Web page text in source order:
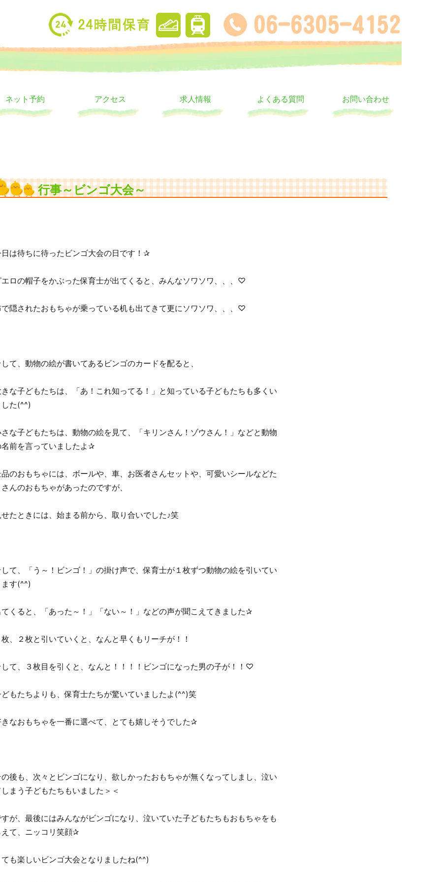
ネット予約 アクセス 求人情報 よくある質問 お問い合わせ
行事～ビンゴ大会～
日は待ちに待ったビンゴ大会の日です！✰
エロの帽子をかぶった保育士が出てくると、みんなソワソワ、、、♡
で隠されたおもちゃが乗っている机も出てきて更にソワソワ、、、♡
て、動物の絵が書いてあるビンゴのカードを配ると、
な子どもたちは、「あ！これ知ってる！」と知っている子どもたちも多くい
た(^^)
な子どもたちは、動物の絵を見て、「キリンさん！ゾウさん！」などと動物
名前を言っていましたよ✰
のおもちゃには、ボールや、車、お医者さんセットや、可愛いシールなどた
んのおもちゃがあったのですが、
たときには、始まる前から、取り合いでした♪笑
て、「う～！ビンゴ！」の掛け声で、保育士が１枚ずつ動物の絵を引いてい
す(^^)
くると、「あった～！」「ない～！」などの声が聞こえてきました✰
、２枚と引いていくと、なんと早くもリーチが！！
して、３枚目を引くと、なんと！！！！ビンゴになった男の子が！！♡
もたちよりも、保育士たちが驚いていましたよ(^^)笑
きなおもちゃを一番に選べて、とても嬉しそうでした✰
後も、次々とビンゴになり、欲しかったおもちゃが無くなってしまし、泣い
まう子どもたちもいました＞＜
が、最後にはみんながビンゴになり、泣いていた子どもたちもおもちゃをも
えて、ニッコリ笑顔✰
も楽しいビンゴ大会となりましたね(^^)